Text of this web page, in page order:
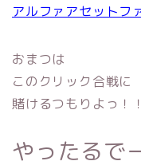
アルファアセットフ
おまつは
このクリック合戦に
賭けるつもりよっ！！
やったるで